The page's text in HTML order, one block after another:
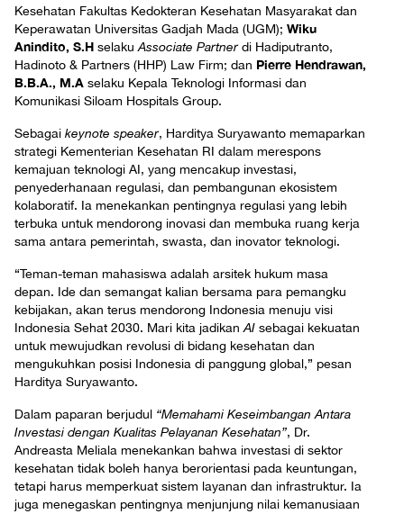
Kesehatan Fakultas Kedokteran Kesehatan Masyarakat dan
Keperawatan Universitas Gadjah Mada (UGM); Wiku
Anindito, S.H selaku Associate Partnerdi Hadiputranto,
Hadinoto & Partners (HHP) Law Firm; dan Pierre Hendrawan,
B.B.A., M.A selaku Kepala Teknologi Informasi dan
Komunikasi Siloam Hospitals Group.
Sebagai keynote speaker, Harditya Suryawanto memaparkan
strategi Kementerian Kesehatan RI dalam merespons
kemajuan teknologi AI, yang mencakup investasi,
penyederhanaan regulasi, dan pembangunan ekosistem
kolaboratif. Ia menekankan pentingnya regulasi yang lebih
terbuka untuk mendorong inovasi dan membuka ruang kerja
sama antara pemerintah, swasta, dan inovator teknologi.
“Teman-teman mahasiswa adalah arsitek hukum masa
depan. Ide dan semangat kalian bersama para pemangku
kebijakan, akan terus mendorong Indonesia menuju visi
Indonesia Sehat 2030. Mari kita jadikan AI sebagai kekuatan
untuk mewujudkan revolusi di bidang kesehatan dan
mengukuhkan posisi Indonesia di panggung global,” pesan
Harditya Suryawanto.
Dalam paparan berjudul “Memahami Keseimbangan Antara
Investasi dengan Kualitas Pelayanan Kesehatan”, Dr.
Andreasta Meliala menekankan bahwa investasi di sektor
kesehatan tidak boleh hanya berorientasi pada keuntungan,
tetapi harus memperkuat sistem layanan dan infrastruktur. Ia
juga menegaskan pentingnya menjunjung nilai kemanusiaan